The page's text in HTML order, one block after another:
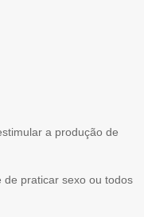
a produção de
de praticar sexo ou todos